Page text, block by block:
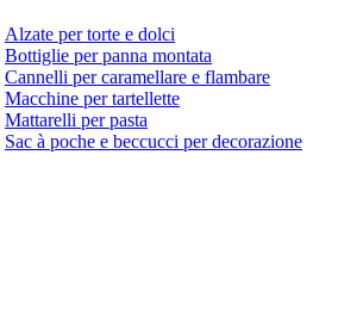
Alzate per torte e dolci
Bottiglie per panna montata
Cannelli per caramellare e flambare
Macchine per tartellette
Mattarelli per pasta
Sac à poche e beccucci per decorazione